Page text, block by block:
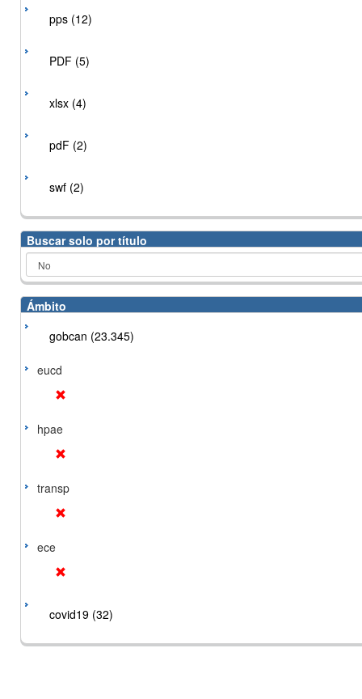
pps (12)
PDF (5)
xlsx (4)
pdF (2)
swf (2)
Buscar solo por título
Ámbito
gobcan (23.345)
eucd
hpae
transp
ece
covid19 (32)